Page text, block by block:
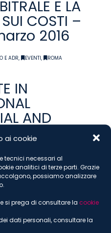
ai cookie
tecnici necessari al
analitici di terze parti. Grazie
possiamo analizzare
si prega di consultare la cookie
dati personali, consultare la
E LA
COSTI –
2016
E ADR, EVENTI, ROMA
IN
AND
– THEORY
2ND
21 – 25